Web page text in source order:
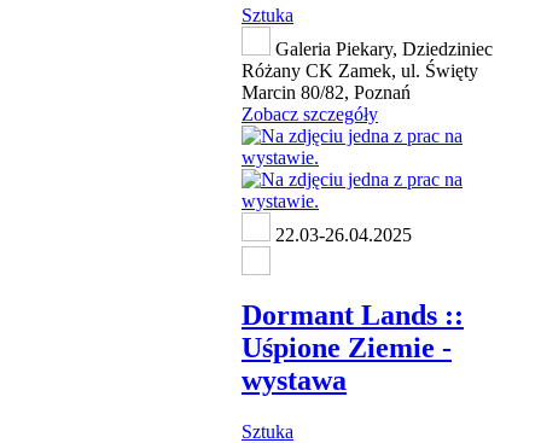
Sztuka
Galeria Piekary, Dziedziniec
Różany CK Zamek, ul. Święty
Marcin 80/82, Poznań
Zobacz szczegóły
22.03-26.04.2025
Dormant Lands ::
Uśpione Ziemie -
wystawa
Sztuka